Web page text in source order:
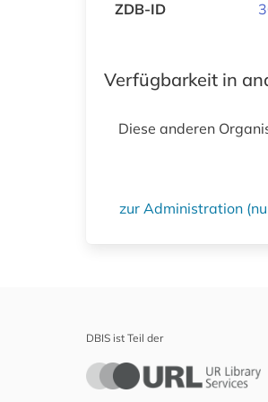
ZDB-ID
Verfügbarkeit in
Diese anderen
zur Administration
DBIS ist Teil der